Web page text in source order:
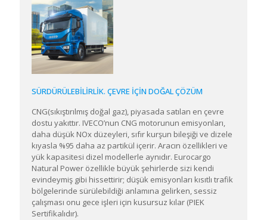
SÜRDÜRÜLEBİLİRLİK. ÇEVRE İÇİN DOĞAL ÇÖZÜM
CNG(sıkıştırılmış doğal gaz), piyasada satılan en çevre
dostu yakıttır. IVECO’nun CNG motorunun emisyonları,
daha düşük NOx düzeyleri, sıfır kurşun bileşiği ve dizele
kıyasla %95 daha az partikül içerir. Aracın özellikleri ve
yük kapasitesi dizel modellerle aynıdır. Eurocargo
Natural Power özellikle büyük şehirlerde sizi kendi
evindeymiş gibi hissettirir; düşük emisyonları kısıtlı trafik
bölgelerinde sürülebildiği anlamına gelirken, sessiz
çalışması onu gece işleri için kusursuz kılar (PIEK
Sertifikalıdır).